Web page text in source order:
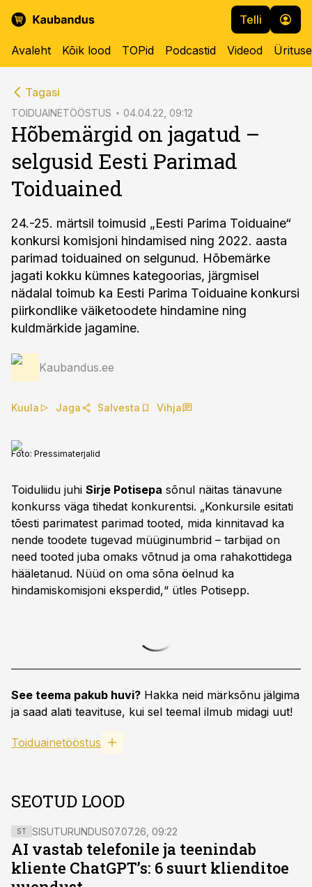
Telli
Avaleht Kõik lood TOPid Podcastid Videod
Tagasi
TOIDUAINETÖÖSTUS 04.04.22, 09:12
Hõbemärgid on jagatud –
selgusid Eesti Parimad
Toiduained
24.-25. märtsil toimusid „Eesti Parima Toiduaine“
konkursi komisjoni hindamised ning 2022. aasta
parimad toiduained on selgunud. Hõbemärke
jagati kokku kümnes kategoorias, järgmisel
nädalal toimub ka Eesti Parima Toiduaine konkursi
piirkondlike väiketoodete hindamine ning
kuldmärkide jagamine.
Kaubandus.ee
Kuula Jaga Salvesta Vihja
Foto: Pressimaterjalid
Toiduliidu juhi Sirje Potisepa sõnul näitas tänavune
konkurss väga tihedat konkurentsi. „Konkursile esitati
tõesti parimatest parimad tooted, mida kinnitavad ka
nende toodete tugevad müüginumbrid – tarbijad on
need tooted juba omaks võtnud ja oma rahakottidega
hääletanud. Nüüd on oma sõna öelnud ka
hindamiskomisjoni eksperdid,“ ütles Potisepp.
See teema pakub huvi? Hakka neid märksõnu jälgima
ja saad alati teavituse, kui sel teemal ilmub midagi uut!
Toiduainetööstus
SEOTUD LOOD
ST SISUTURUNDUS07.07.26, 09:22
AI vastab telefonile ja teenindab
kliente ChatGPT’s: 6 suurt klienditoe